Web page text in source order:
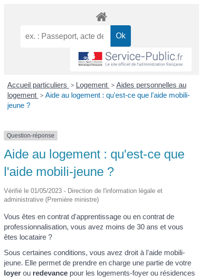
Accueil particuliers > Logement > Aides personnelles au
logement > Aide au logement : qu'est-ce que l'aide mobili-
jeune ?
Question-réponse
Aide au logement : qu'est-ce que
l'aide mobili-jeune ?
Vérifié le 01/05/2023 - Direction de l'information légale et
administrative (Première ministre)
Vous êtes en contrat d'apprentissage ou en contrat de
professionnalisation, vous avez moins de 30 ans et vous
êtes locataire ?
Sous certaines conditions, vous avez droit à l'aide mobili-
jeune. Elle permet de prendre en charge une partie de votre
loyer ou redevance pour les logements-foyer ou résidences